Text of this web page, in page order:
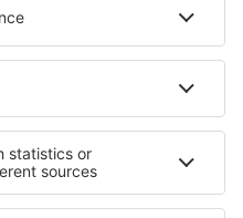
regiuni
Cazare in Val Rendena
Marche